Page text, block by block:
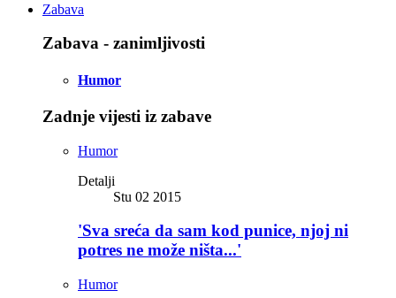
Zabava
Zabava - zanimljivosti
Humor
Zadnje vijesti iz zabave
Humor
Detalji
Stu 02 2015
'Sva sreća da sam kod punice, njoj ni
potres ne može ništa...'
Humor